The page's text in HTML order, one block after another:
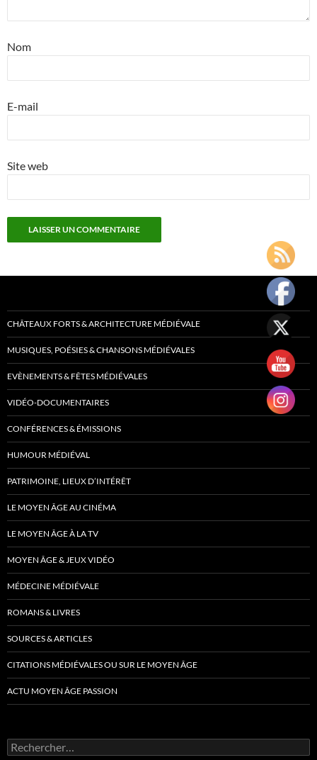
Nom
E-mail
Site web
CHÂTEAUX FORTS & ARCHITECTURE MÉDIÉVALE
MUSIQUES, POÉSIES & CHANSONS MÉDIÉVALES
EVÈNEMENTS & FÊTES MÉDIÉVALES
VIDÉO-DOCUMENTAIRES
CONFÉRENCES & ÉMISSIONS
HUMOUR MÉDIÉVAL
PATRIMOINE, LIEUX D’INTÉRÊT
LE MOYEN ÂGE AU CINÉMA
LE MOYEN ÂGE À LA TV
MOYEN ÂGE & JEUX VIDÉO
MÉDECINE MÉDIÉVALE
ROMANS & LIVRES
SOURCES & ARTICLES
CITATIONS MÉDIÉVALES OU SUR LE MOYEN ÂGE
ACTU MOYEN ÂGE PASSION
Rechercher :